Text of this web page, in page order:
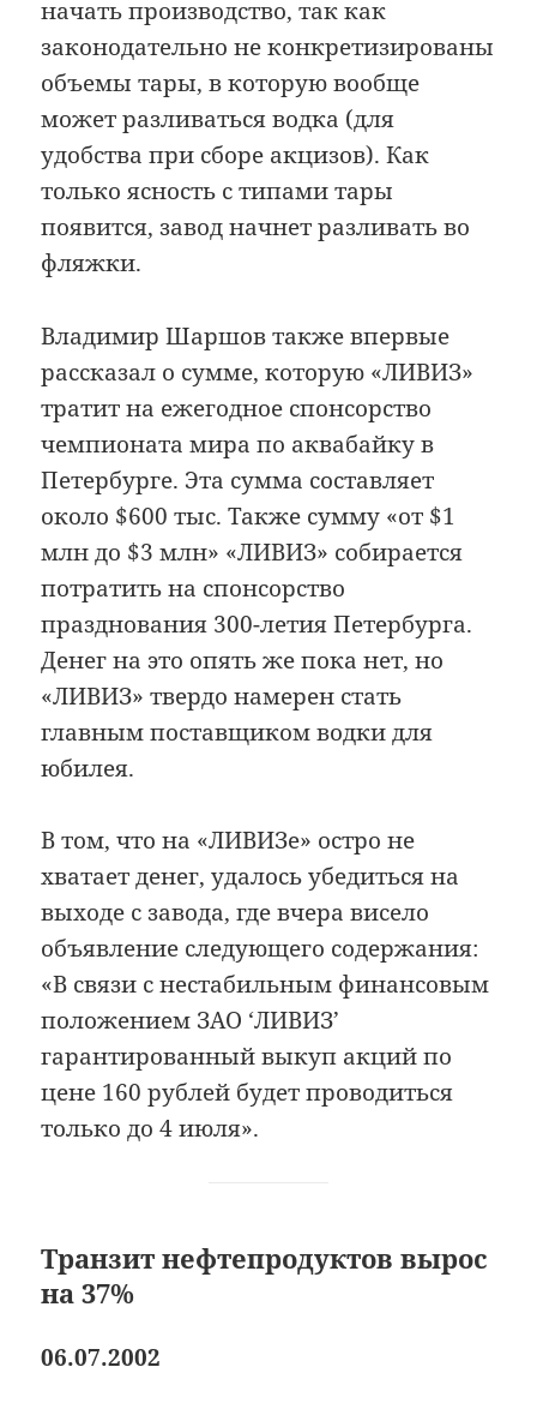
начать производство, так как
законодательно не конкретизированы
объемы тары, в которую вообще
может разливаться водка (для
удобства при сборе акцизов). Как
только ясность с типами тары
появится, завод начнет разливать во
фляжки.
Владимир Шаршов также впервые
рассказал о сумме, которую «ЛИВИЗ»
тратит на ежегодное спонсорство
чемпионата мира по аквабайку в
Петербурге. Эта сумма составляет
около $600 тыс. Также сумму «от $1
млн до $3 млн» «ЛИВИЗ» собирается
потратить на спонсорство
празднования 300-летия Петербурга.
Денег на это опять же пока нет, но
«ЛИВИЗ» твердо намерен стать
главным поставщиком водки для
юбилея.
В том, что на «ЛИВИЗе» остро не
хватает денег, удалось убедиться на
выходе с завода, где вчера висело
объявление следующего содержания:
«В связи с нестабильным финансовым
положением ЗАО ‘ЛИВИЗ’
гарантированный выкуп акций по
цене 160 рублей будет проводиться
только до 4 июля».
Транзит нефтепродуктов вырос
на 37%
06.07.2002